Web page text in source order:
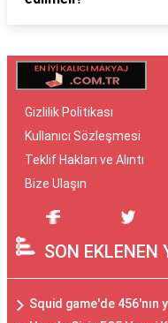
Gizlilik Politikası
Kullanıcı Sözleşmesi
Teklif Hakları ve Alıntı
Bize Ulaşın
SON EKLENEN
Squid game'de 456'nın